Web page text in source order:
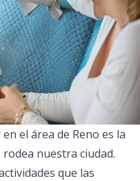
el área de Reno es la
nuestra ciudad.
que las